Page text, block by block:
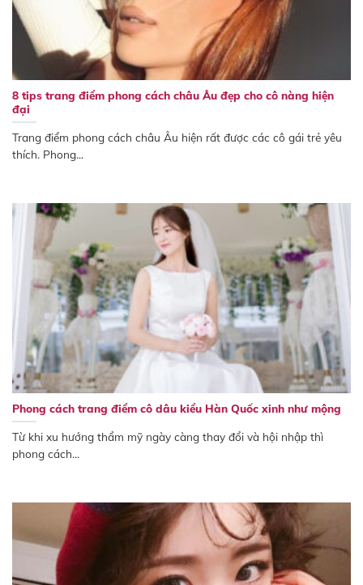
8 tips trang điểm phong cách châu Âu đẹp cho cô nàng hiện
đại
Trang điểm phong cách châu Âu hiện rất được các cô gái trẻ yêu
thích. Phong...
Phong cách trang điểm cô dâu kiểu Hàn Quốc xinh như mộng
Từ khi xu hướng thẩm mỹ ngày càng thay đổi và hội nhập thì
phong cách...